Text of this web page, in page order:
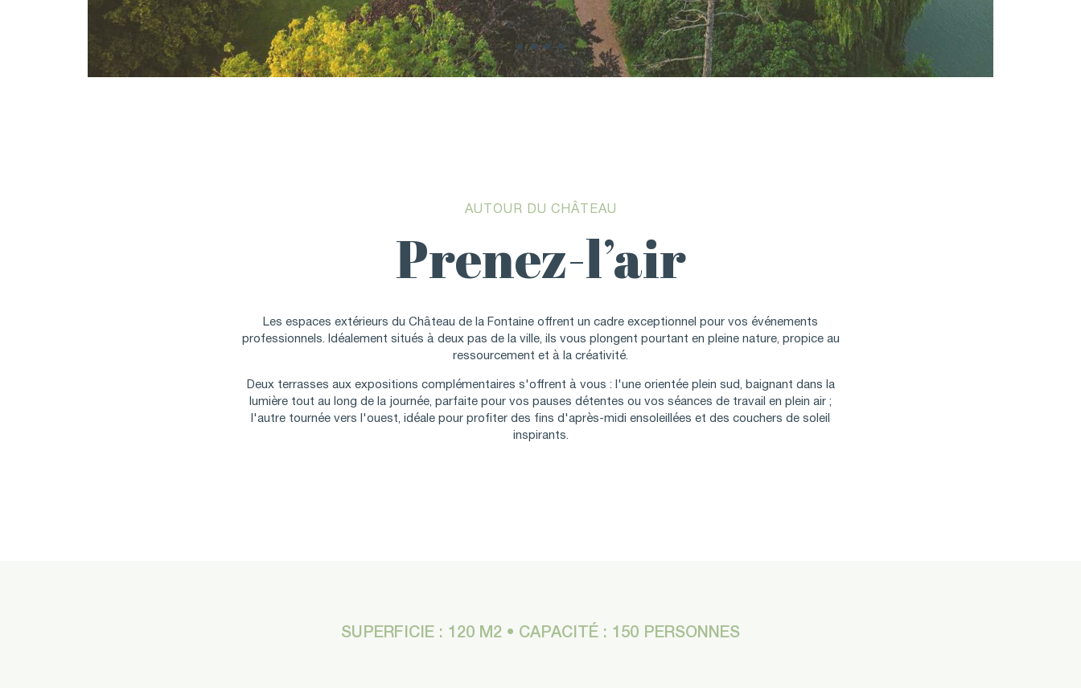
AUTOUR DU CHÂTEAU
Prenez-l’air
Les espaces extérieurs du Château de la Fontaine offrent un cadre exceptionnel pour vos événements
professionnels. Idéalement situés à deux pas de la ville, ils vous plongent pourtant en pleine nature, propice au
ressourcement et à la créativité.
Deux terrasses aux expositions complémentaires s'offrent à vous : l'une orientée plein sud, baignant dans la
lumière tout au long de la journée, parfaite pour vos pauses détentes ou vos séances de travail en plein air ;
l'autre tournée vers l'ouest, idéale pour profiter des fins d'après-midi ensoleillées et des couchers de soleil
inspirants.
SUPERFICIE : 120 M2 • CAPACITÉ : 150 PERSONNES